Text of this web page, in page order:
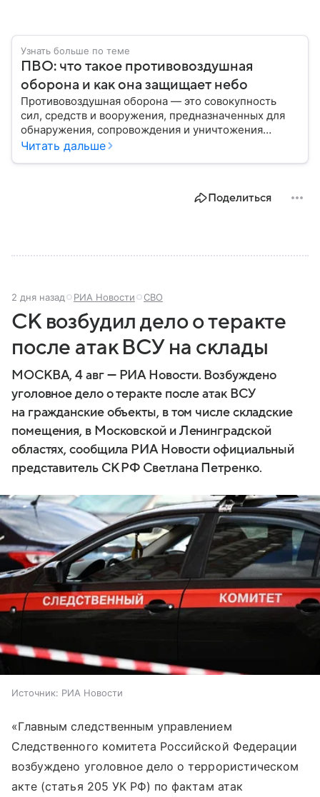
Узнать больше по теме
ПВО: что такое противовоздушная
оборона и как она защищает небо
Противовоздушная оборона — это совокупность
сил, средств и вооружения, предназначенных для
обнаружения, сопровождения и уничтожения
средств воздушного нападения. Современные
Читать дальше
Поделиться
2 дня назад РИА Новости СВО
СК возбудил дело о теракте
после атак ВСУ на склады
МОСКВА, 4 авг — РИА Новости. Возбуждено
уголовное дело о теракте после атак ВСУ
на гражданские объекты, в том числе складские
помещения, в Московской и Ленинградской
областях, сообщила РИА Новости официальный
представитель СК РФ Светлана Петренко.
Источник: РИА Новости
«Главным следственным управлением
Следственного комитета Российской Федерации
возбуждено уголовное дело о террористическом
акте (статья 205 УК РФ) по фактам атак